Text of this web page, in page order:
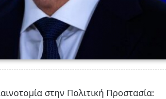
στην Πολιτική Προστασία: